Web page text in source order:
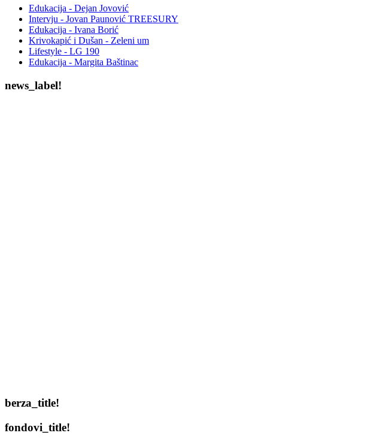
Edukacija - Dejan Jovović
Intervju - Jovan Paunović TREESURY
Edukacija - Ivana Borić
Krivokapić i Dušan - Zeleni um
Lifestyle - LG 190
Edukacija - Margita Baštinac
news_label!
berza_title!
fondovi_title!